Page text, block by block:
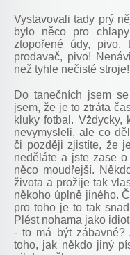
Vystavovali tady prý
bylo něco pro
ztopořené údy, pivo,
prodavač, pivo!
než tyhle nečisté stroje!
Do tanečních jsem
jsem, že je to ztráta
kluky fotbal.
nevymysleli, ale co
či později zjistíte, že
neděláte a jste zase
něco moudřejší.
života a prožije tak
někoho úplně jiného.
pro toho je to tak
Plést nohama jako
- to má být zábavné?
toho, jak někdo jiný